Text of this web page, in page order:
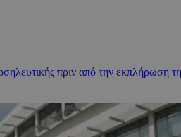
πριν από την εκπλήρωση